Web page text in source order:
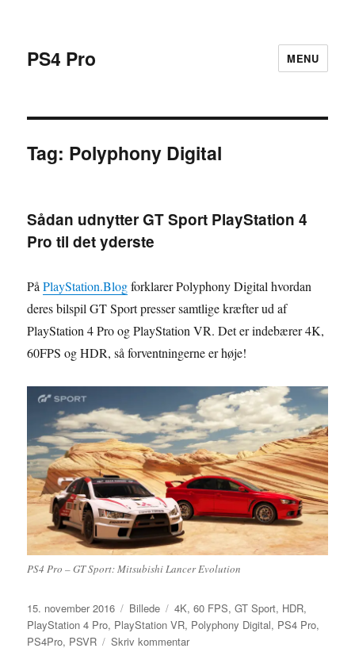
PS4 Pro MENU
Tag: Polyphony Digital
Sådan udnytter GT Sport PlayStation 4
Pro til det yderste
PåPlayStation.Blogforklarer Polyphony Digital hvordan
deres bilspil GT Sport presser samtlige kræfter ud af
PlayStation 4 Pro og PlayStation VR. Det er indebærer 4K,
60FPS og HDR, så forventningerne er høje!
PS4 Pro – GT Sport: Mitsubishi Lancer Evolution
Udgivet
15. november 2016 Format
Billede Tags
4K,60 FPS,GT Sport, HDR,
PlayStation 4 Pro, PlayStation VR, Polyphony Digital, PS4 Pro,
PS4Pro, PSVR Skriv kommentartil